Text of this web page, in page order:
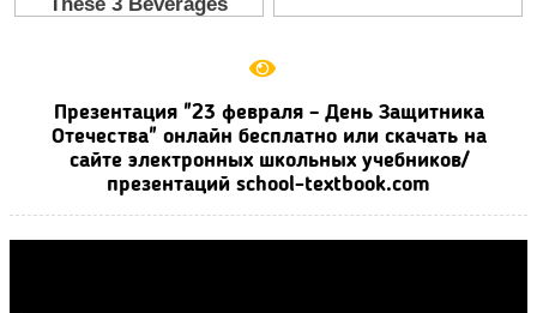
Презентация "23 февраля – День Защитника
Отечества" онлайн бесплатно или скачать на
сайте электронных школьных учебников/
презентаций school-textbook.com